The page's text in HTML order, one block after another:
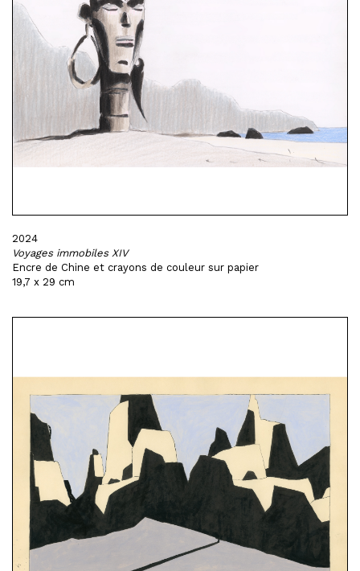
2024
Voyages immobiles XIV
Encre de Chine et crayons de couleur sur papier
19,7 x 29 cm